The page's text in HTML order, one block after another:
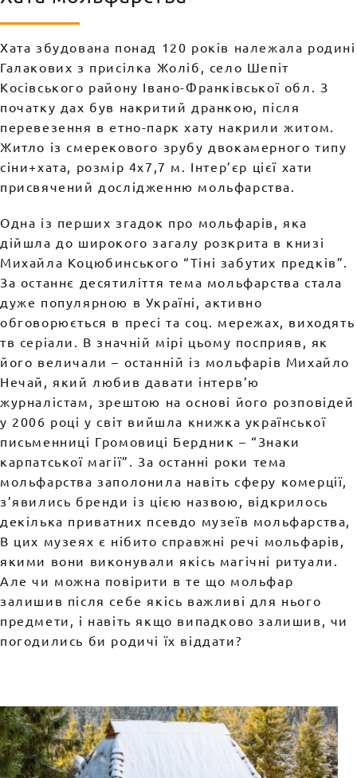
Хата збудована понад 120 років належала родині
Галакових з присілка Жоліб, село Шепіт
Косівського району Івано-Франківської обл. З
початку дах був накритий дранкою, після
перевезення в етно-парк хату накрили житом.
Житло із смерекового зрубу двокамерного типу
сіни+хата, розмір 4х7,7 м. Інтер’єр цієї хати
присвячений дослідженню мольфарства.
Одна із перших згадок про мольфарів, яка
дійшла до широкого загалу розкрита в книзі
Михайла Коцюбинського “Тіні забутих предків”.
За останнє десятиліття тема мольфарства стала
дуже популярною в Україні, активно
обговорюється в пресі та соц. мережах, виходять
тв серіали. В значній мірі цьому посприяв, як
його величали – останній із мольфарів Михайло
Нечай, який любив давати інтерв’ю
журналістам, зрештою на основі його розповідей
у 2006 році у світ вийшла книжка української
письменниці Громовиці Бердник – “Знаки
карпатської магії”. За останні роки тема
мольфарства заполонила навіть сферу комерції,
з’явились бренди із цією назвою, відкрилось
декілька приватних псевдо музеїв мольфарства,
В цих музеях є нібито справжні речі мольфарів,
якими вони виконували якісь магічні ритуали.
Але чи можна повірити в те що мольфар
залишив після себе якісь важливі для нього
предмети, і навіть якщо випадково залишив, чи
погодились би родичі їх віддати?